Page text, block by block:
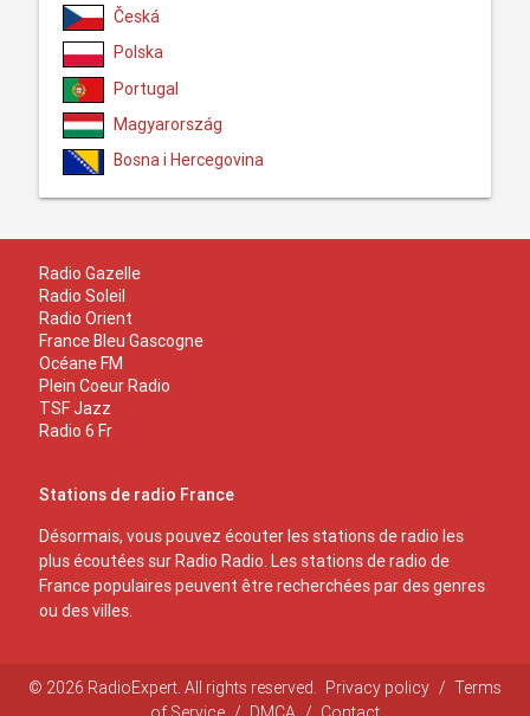
Česká
Polska
Portugal
Magyarország
Bosna i Hercegovina
Radio Gazelle
Radio Soleil
Radio Orient
France Bleu Gascogne
Océane FM
Plein Coeur Radio
TSF Jazz
Radio 6 Fr
Stations de radio France
Désormais, vous pouvez écouter les stations de radio les
plus écoutées sur Radio Radio. Les stations de radio de
France populaires peuvent être recherchées par des genres
ou des villes.
© 2026 RadioExpert. All rights reserved. Privacy policy / Terms